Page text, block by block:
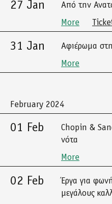
27 Jan
Από την
More
31 Jan
Αφιέρωμα
More
February 2024
01 Feb
Chopin &
νότα
More
02 Feb
Έργα για
μεγάλους